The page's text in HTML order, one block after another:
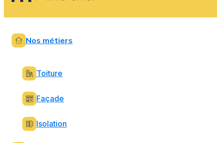
Nos métiers
Toiture
Façade
Isolation